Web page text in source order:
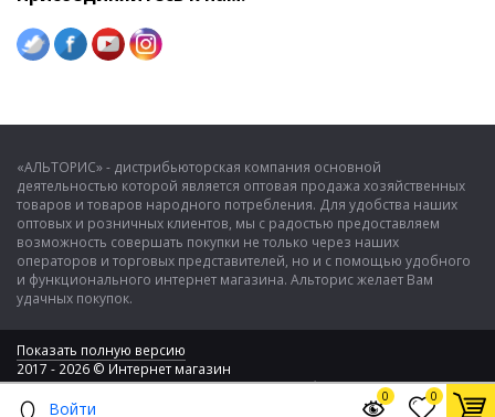
Войти
0
0
«АЛЬТОРИС» - дистрибьюторская компания основной
деятельностью которой является оптовая продажа хозяйственных
товаров и товаров народного потребления. Для удобства наших
оптовых и розничных клиентов, мы с радостью предоставляем
возможность совершать покупки не только через наших
операторов и торговых представителей, но и с помощью удобного
и функционального интернет магазина. Альторис желает Вам
удачных покупок.
Показать полную версию
2017 - 2026 © Интернет магазин
ООО "Альторис" - хозяйственные товары и бытовая техника